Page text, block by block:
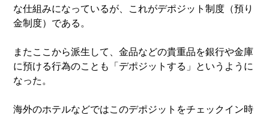
な仕組みになっているが、これがデポジット制度（預り
金制度）である。
またここから派生して、金品などの貴重品を銀行や金庫
に預ける行為のことも「デポジットする」というように
なった。
海外のホテルなどではこのデポジットをチェックイン時